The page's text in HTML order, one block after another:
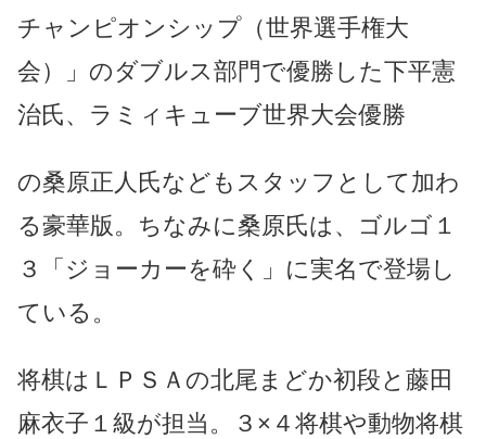
チャンピオンシップ（世界選手権大
会）」のダブルス部門で優勝した下平憲
治氏、ラミィキューブ世界大会優勝
の桑原正人氏などもスタッフとして加わ
る豪華版。ちなみに桑原氏は、ゴルゴ１
３「ジョーカーを砕く」に実名で登場し
ている。
将棋はＬＰＳＡの北尾まどか初段と藤田
麻衣子１級が担当。３×４将棋や動物将棋